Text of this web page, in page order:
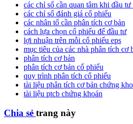
các chỉ số cần quan tâm khi đầu
các chỉ số đánh giá cổ phiếu
các nhân tố cần phân tích cơ bản
cách lựa chọn cổ phiếu để đầu tư
lợi nhuận trên mỗi cổ phiếu eps
mục tiêu của các nhà phân tích cơ
phân tích cơ bản
phân tích cơ bản cổ phiếu
quy trình phân tích cổ phiếu
tài liệu phân tích cơ bản chứng
tài liệu ptcb chứng khoán
Chia sẻ trang này